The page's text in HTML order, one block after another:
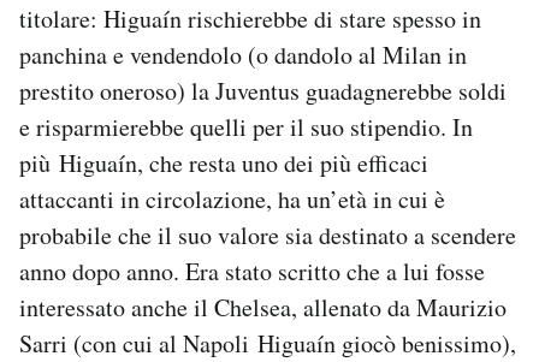
titolare: Higuaín rischierebbe di stare spesso in
panchina e vendendolo (o dandolo al Milan in
prestito oneroso) la Juventus guadagnerebbe soldi
e risparmierebbe quelli per il suo stipendio. In
più Higuaín, che resta uno dei più efficaci
attaccanti in circolazione, ha un’età in cui è
probabile che il suo valore sia destinato a scendere
anno dopo anno. Era stato scritto che a lui fosse
interessato anche il Chelsea, allenato da Maurizio
Sarri (con cui al Napoli Higuaín giocò benissimo),